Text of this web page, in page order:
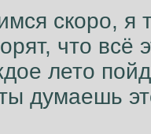
скоро, я
что
лето
думаешь